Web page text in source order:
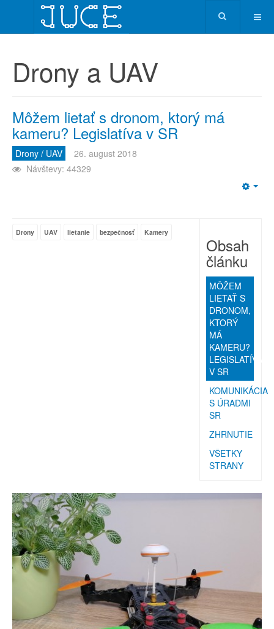
Drony a UAV
Môžem lietať s dronom, ktorý má
kameru? Legislatíva v SR
Drony / UAV
26. august 2018
Návštevy: 44329
Obsah
článku
MÔŽEM
LIETAŤ S
DRONOM,
KTORÝ
MÁ
KAMERU?
LEGISLATÍVA
V SR
KOMUNIKÁCIA
S ÚRADMI
SR
ZHRNUTIE
VŠETKY
STRANY
Drony UAV lietanie bezpečnosť Kamery